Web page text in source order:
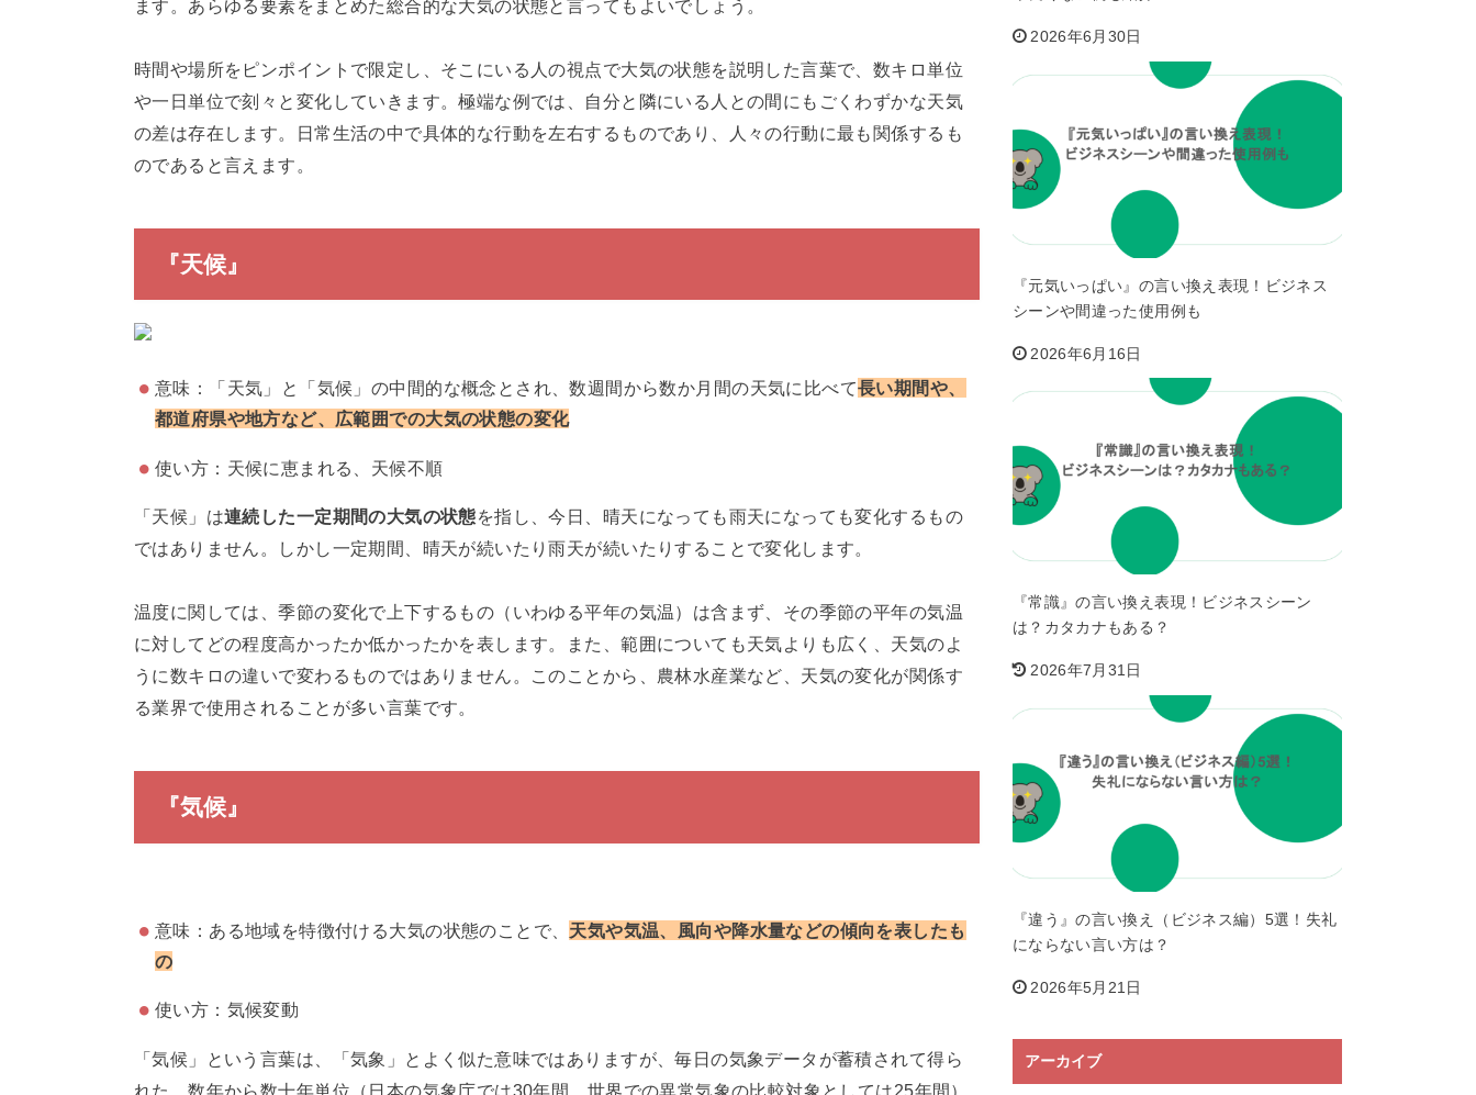
ます。あらゆる要素をまとめた総合的な大気の状態と言ってもよいでしょう。
時間や場所をピンポイントで限定し、そこにいる人の視点で大気の状態を説明した言葉で、数キロ単位
や一日単位で刻々と変化していきます。極端な例では、自分と隣にいる人との間にもごくわずかな天気
の差は存在します。日常生活の中で具体的な行動を左右するものであり、人々の行動に最も関係するも
のであると言えます。
『天候』
意味：「天気」と「気候」の中間的な概念とされ、数週間から数か月間の天気に比べて長い期間や、
都道府県や地方など、広範囲での大気の状態の変化
使い方：天候に恵まれる、天候不順
「天候」は連続した一定期間の大気の状態を指し、今日、晴天になっても雨天になっても変化するもの
ではありません。しかし一定期間、晴天が続いたり雨天が続いたりすることで変化します。
温度に関しては、季節の変化で上下するもの（いわゆる平年の気温）は含まず、その季節の平年の気温
に対してどの程度高かったか低かったかを表します。また、範囲についても天気よりも広く、天気のよ
うに数キロの違いで変わるものではありません。このことから、農林水産業など、天気の変化が関係す
る業界で使用されることが多い言葉です。
『気候』
意味：ある地域を特徴付ける大気の状態のことで、 天気や気温、風向や降水量などの傾向を表したも
の
使い方：気候変動
「気候」という言葉は、「気象」とよく似た意味ではありますが、毎日の気象データが蓄積されて得ら
れた、数年から数十年単位（日本の気象庁では30年間、世界での異常気象の比較対象としては25年間）
2026年6月30日
『元気いっぱい』の言い換え表現！ビジネス
シーンや間違った使用例も
2026年6月16日
『常識』の言い換え表現！ビジネスシーン
は？カタカナもある？
2026年7月31日
『違う』の言い換え（ビジネス編）5選！失礼
にならない言い方は？
2026年5月21日
アーカイブ